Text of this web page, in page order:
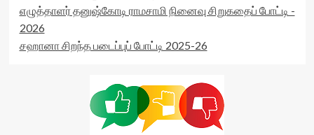
எழுத்தாளர் தனுஷ்கோடி ராமசாமி நினைவு சிறுகதைப் போட்டி -
2026
சஹானா சிறந்த படைப்புப் போட்டி 2025-26